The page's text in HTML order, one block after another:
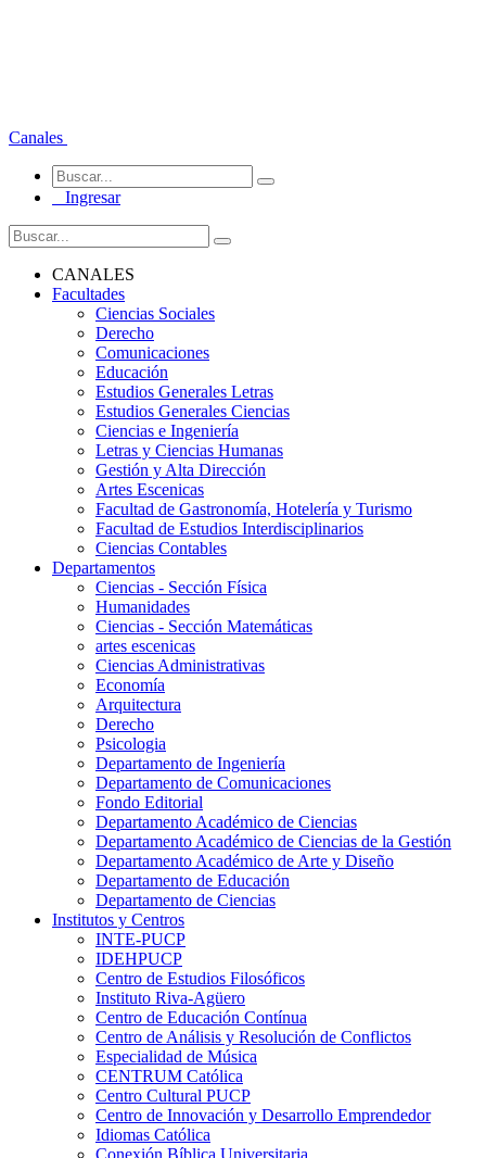
Canales
Ingresar
CANALES
Facultades
Ciencias Sociales
Derecho
Comunicaciones
Educación
Estudios Generales Letras
Estudios Generales Ciencias
Ciencias e Ingeniería
Letras y Ciencias Humanas
Gestión y Alta Dirección
Artes Escenicas
Facultad de Gastronomía, Hotelería y Turismo
Facultad de Estudios Interdisciplinarios
Ciencias Contables
Departamentos
Ciencias - Sección Física
Humanidades
Ciencias - Sección Matemáticas
artes escenicas
Ciencias Administrativas
Economía
Arquitectura
Derecho
Psicologia
Departamento de Ingeniería
Departamento de Comunicaciones
Fondo Editorial
Departamento Académico de Ciencias
Departamento Académico de Ciencias de la Gestión
Departamento Académico de Arte y Diseño
Departamento de Educación
Departamento de Ciencias
Institutos y Centros
INTE-PUCP
IDEHPUCP
Centro de Estudios Filosóficos
Instituto Riva-Agüero
Centro de Educación Contínua
Centro de Análisis y Resolución de Conflictos
Especialidad de Música
CENTRUM Católica
Centro Cultural PUCP
Centro de Innovación y Desarrollo Emprendedor
Idiomas Católica
Conexión Bíblica Universitaria